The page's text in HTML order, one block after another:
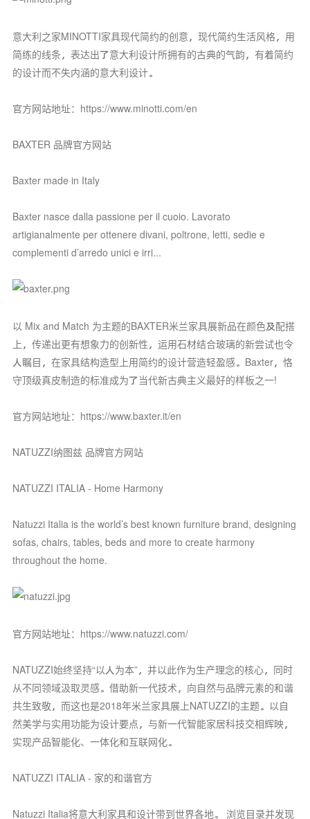
意大利之家MINOTTI家具现代简约的创意，现代简约生活风格，用
简练的线条，表达出了意大利设计所拥有的古典的气韵，有着简约
的设计而不失内涵的意大利设计。
官方网站地址：https://www.minotti.com/en
BAXTER 品牌官方网站
Baxter made in Italy
Baxter nasce dalla passione per il cuoio. Lavorato
artigianalmente per ottenere divani, poltrone, letti, sedie e
complementi d’arredo unici e irri...
以 Mix and Match 为主题的BAXTER米兰家具展新品在颜色及配搭
上，传递出更有想象力的创新性，运用石材结合玻璃的新尝试也令
人瞩目，在家具结构造型上用简约的设计营造轻盈感。Baxter，恪
守顶级真皮制造的标准成为了当代新古典主义最好的样板之一!
官方网站地址：https://www.baxter.it/en
NATUZZI纳图兹 品牌官方网站
NATUZZI ITALIA - Home Harmony
Natuzzi Italia is the world’s best known furniture brand, designing
sofas, chairs, tables, beds and more to create harmony
throughout the home.
官方网站地址：https://www.natuzzi.com/
NATUZZI始终坚持“以人为本”，并以此作为生产理念的核心，同时
从不同领域汲取灵感。借助新一代技术，向自然与品牌元素的和谐
共生致敬，而这也是2018年米兰家具展上NATUZZI的主题。以自
然美学与实用功能为设计要点，与新一代智能家居科技交相辉映，
实现产品智能化、一体化和互联网化。
NATUZZI ITALIA - 家的和谐官方
Natuzzi Italia将意大利家具和设计带到世界各地。 浏览目录并发现